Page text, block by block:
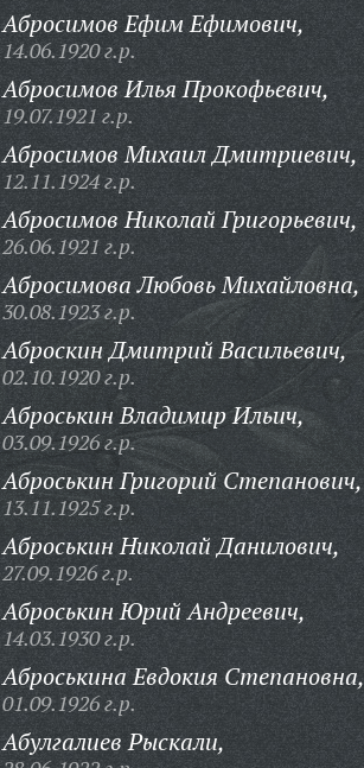
Абросимов Ефим Ефимович,
14.06.1920 г.р.
Абросимов Илья Прокофьевич,
19.07.1921 г.р.
Абросимов Михаил Дмитриевич,
12.11.1924 г.р.
Абросимов Николай Григорьевич,
26.06.1921 г.р.
Абросимова Любовь Михайловна,
30.08.1923 г.р.
Аброскин Дмитрий Васильевич,
02.10.1920 г.р.
Аброськин Владимир Ильич,
03.09.1926 г.р.
Аброськин Григорий Степанович,
13.11.1925 г.р.
Аброськин Николай Данилович,
27.09.1926 г.р.
Аброськин Юрий Андреевич,
14.03.1930 г.р.
Аброськина Евдокия Степановна,
01.09.1926 г.р.
Абулгалиев Рыскали,